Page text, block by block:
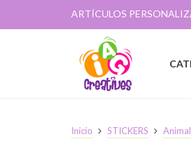
ARTÍCULOS
Inicio STICKERS